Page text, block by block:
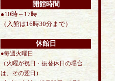
開館時間
●10時～17時
（入館は16時30分まで）
休館日
●毎週火曜日
（火曜が祝日・振替休日の場合
は、その翌日）